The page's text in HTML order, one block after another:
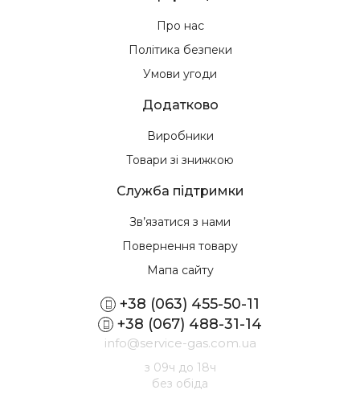
Про нас
Політика безпеки
Умови угоди
Додатково
Виробники
Товари зі знижкою
Служба підтримки
Зв’язатися з нами
Повернення товару
Мапа сайту
+38 (063) 455-50-11
+38 (067) 488-31-14
info@service-gas.com.ua
з 09ч до 18ч
без обіда